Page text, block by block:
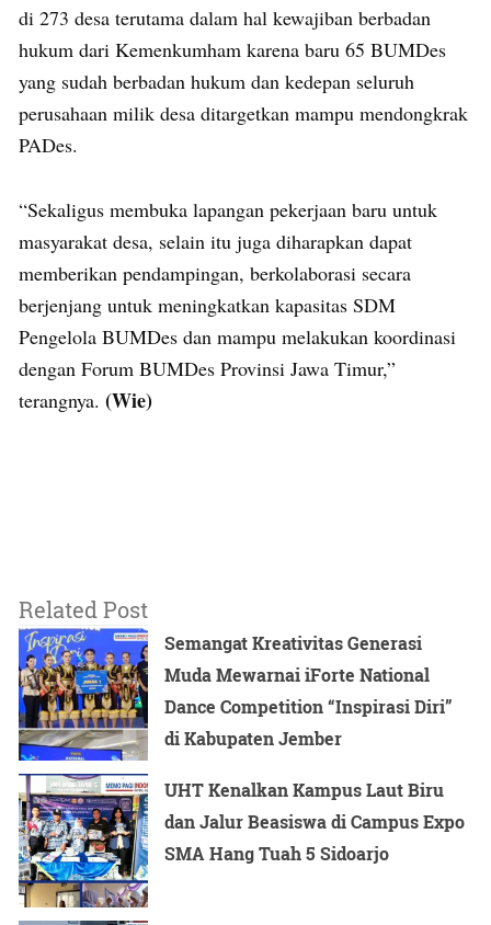
di 273 desa terutama dalam hal kewajiban berbadan
hukum dari Kemenkumham karena baru 65 BUMDes
yang sudah berbadan hukum dan kedepan seluruh
perusahaan milik desa ditargetkan mampu mendongkrak
PADes.
“Sekaligus membuka lapangan pekerjaan baru untuk
masyarakat desa, selain itu juga diharapkan dapat
memberikan pendampingan, berkolaborasi secara
berjenjang untuk meningkatkan kapasitas SDM
Pengelola BUMDes dan mampu melakukan koordinasi
dengan Forum BUMDes Provinsi Jawa Timur,”
terangnya. (Wie)
Related Post
Semangat Kreativitas Generasi
Muda Mewarnai iForte National
Dance Competition “Inspirasi Diri”
di Kabupaten Jember
UHT Kenalkan Kampus Laut Biru
dan Jalur Beasiswa di Campus Expo
SMA Hang Tuah 5 Sidoarjo